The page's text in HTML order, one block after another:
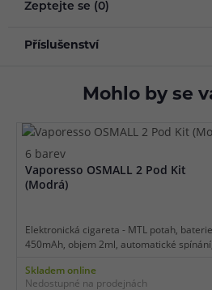
Zeptejte se (0)
Příslušenství
Mohlo by se
6 barev
Vaporesso OSMALL 2 Pod Kit
(Modrá)
Elektronická cigareta - MTL potah, baterie
450mAh, objem 2ml, automatické spínání,
cartridge, technologie SSS Leak-Resistant.
Skladem online
Nedostupné na prodejnách